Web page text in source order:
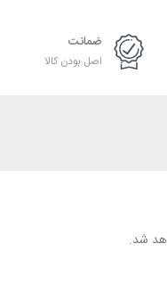
ضمانت
اصل بودن کالا
شد.